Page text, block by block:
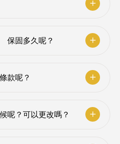
保固多久呢？
款呢？
呢？可以更改嗎？